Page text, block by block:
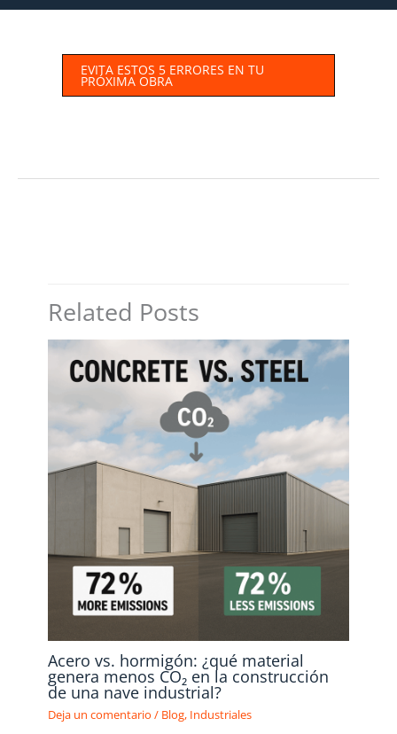
EVITA ESTOS 5 ERRORES EN TU
PRÓXIMA OBRA
Related Posts
Acero vs. hormigón: ¿qué material
genera menos CO₂ en la construcción
de una nave industrial?
Deja un comentario / Blog, Industriales